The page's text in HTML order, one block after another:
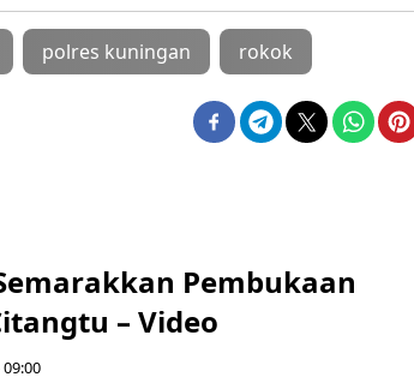
polres kuningan rokok
Pembukaan
– Video